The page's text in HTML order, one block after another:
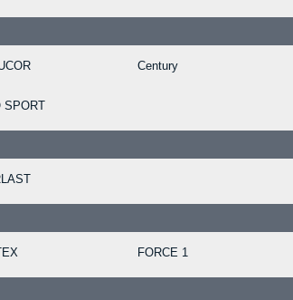
Century
SPORT
FORCE 1